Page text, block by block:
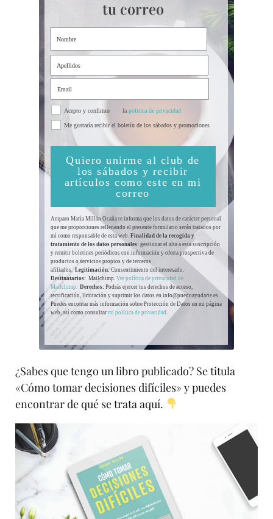
la politica de privacidad
Amparo María Millán Ocaña te informa que los datos de carácter personal
que me proporciones rellenando el presente formulario serán tratados por
mí como responsable de esta web. Finalidad de la recogida y
tratamiento de los datos personales: gestionar el alta a esta suscripción
y remitir boletines periódicos con información y oferta prospectiva de
productos o servicios propios y de terceros
afiliados.Legitimación:Consentimiento del interesado.
Destinatarios: Mailchimp. Ver política de privacidad de
Mailchimp. Derechos: Podrás ejercer tus derechos de acceso,
rectificación, limitación y suprimir los datos en info@puedoayudarte.es.
Puedes encontar más información sobre Protección de Datos en mi página
web, así como consultar mi política de privacidad.
tu correo
Acepto y confirmo
Me gustaría recibir el boletín de los sábados y promociones
Quiero unirme al club de
los sábados y recibir
artículos como este en mi
correo
¿Sabes que tengo un libro publicado? Se titula
«Cómo tomar decisiones difíciles» y puedes
encontrar de qué se trata aquí.